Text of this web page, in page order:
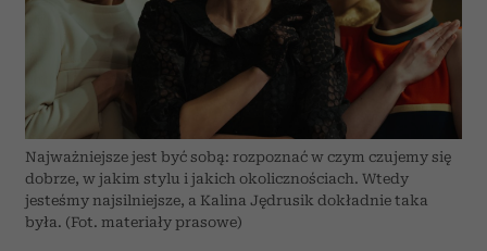
Najważniejsze jest być sobą: rozpoznać w czym czujemy się
dobrze, w jakim stylu i jakich okolicznościach. Wtedy
jesteśmy najsilniejsze, a Kalina Jędrusik dokładnie taka
była. (Fot. materiały prasowe)